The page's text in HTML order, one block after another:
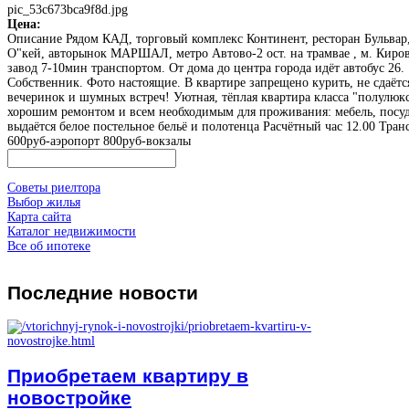
pic_53c673bca9f8d.jpg
Цена:
Описание Рядом КАД, торговый комплeкс Континент, ресторан Бульвар,
О"кей, авторынок МАРШАЛ, метро Автово-2 ост. на трамвае , м.
завод 7-10мин транспортом. От дома до центра города идёт автобус 26.
Собственник. Фото настоящие. В квартире запрещено курить, не
вечеринок и шумных встреч! Уютная, тёплая квартира класса
хорошим ремонтом и всем необходимым для проживания: мебель,
выдаётся белое постельное бельё и полотенца Расчётный час 12.00
600руб-аэропорт 800руб-вокзалы
Советы риелтора
Выбор жилья
Карта сайта
Каталог недвижимости
Все об ипотеке
Последние новости
Приобретаем квартиру в
новостройке